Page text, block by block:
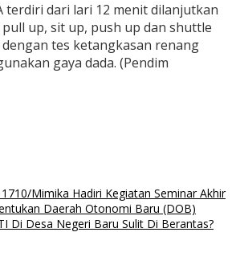
terdiri dari lari 12 menit dilanjutkan
up, sit up, push up dan shuttle
tes ketangkasan renang
gaya dada. (Pendim
Mimika Hadiri Kegiatan Seminar Akhir
Daerah Otonomi Baru (DOB)
Di Desa Negeri Baru Sulit Di Berantas?